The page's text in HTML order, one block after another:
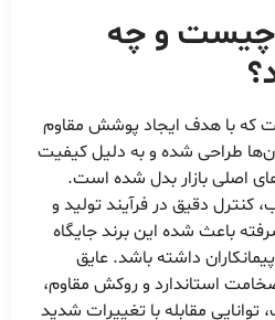
چیست و چه
که با هدف ایجاد پوشش مقاوم
طراحی شده و به دلیل کیفیت
اصلی بازار بدل شده است.
کنترل دقیق در فرآیند تولید و
باعث شده این برند جایگاه
داشته باشد. عایق
ضخامت استاندارد و روکش مقاوم،
توانایی مقابله با تغییرات شدید